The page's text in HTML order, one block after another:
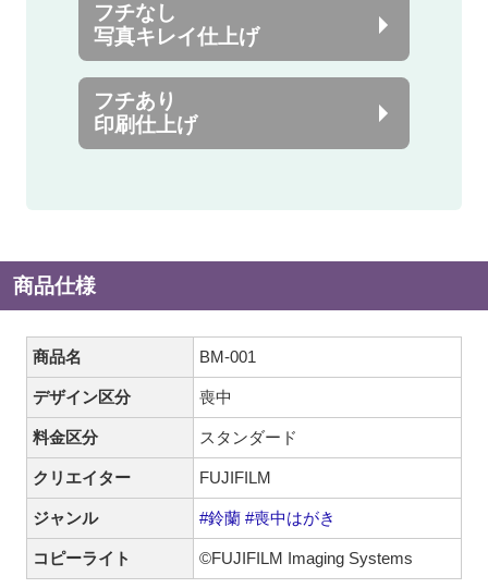
フチなし
写真キレイ仕上げ
フチあり
印刷仕上げ
商品仕様
商品名 BM-001
デザイン区分 喪中
料金区分 スタンダード
クリエイター FUJIFILM
ジャンル #鈴蘭 #喪中はがき
コピーライト ©FUJIFILM Imaging Systems